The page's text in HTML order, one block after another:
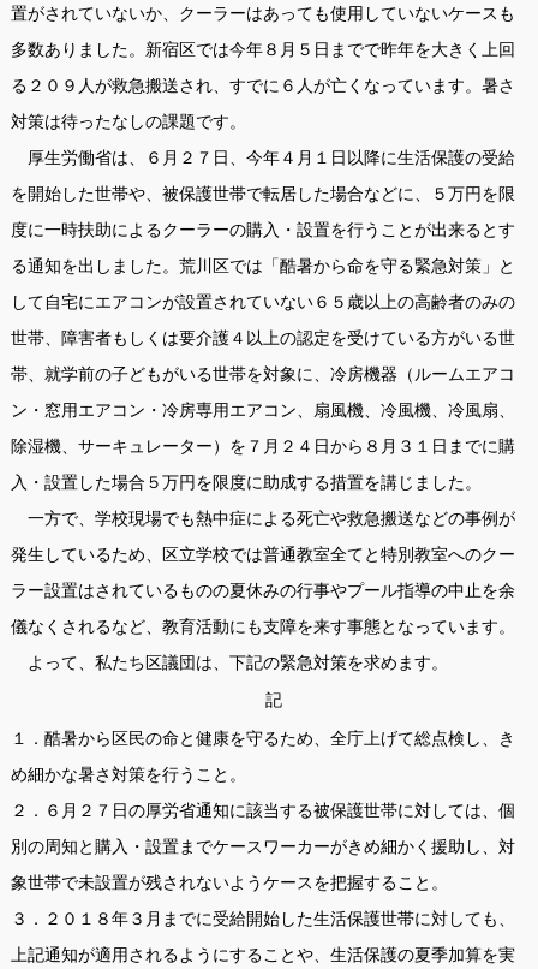
置がされていないか、クーラーはあっても使用していないケースも
多数ありました。新宿区では今年８月５日までで昨年を大きく上回
る２０９人が救急搬送され、すでに６人が亡くなっています。暑さ
対策は待ったなしの課題です。
厚生労働省は、６月２７日、今年４月１日以降に生活保護の受給
を開始した世帯や、被保護世帯で転居した場合などに、５万円を限
度に一時扶助によるクーラーの購入・設置を行うことが出来るとす
る通知を出しました。荒川区では「酷暑から命を守る緊急対策」と
して自宅にエアコンが設置されていない６５歳以上の高齢者のみの
世帯、障害者もしくは要介護４以上の認定を受けている方がいる世
帯、就学前の子どもがいる世帯を対象に、冷房機器（ルームエアコ
ン・窓用エアコン・冷房専用エアコン、扇風機、冷風機、冷風扇、
除湿機、サーキュレーター）を７月２４日から８月３１日までに購
入・設置した場合５万円を限度に助成する措置を講じました。
一方で、学校現場でも熱中症による死亡や救急搬送などの事例が
発生しているため、区立学校では普通教室全てと特別教室へのクー
ラー設置はされているものの夏休みの行事やプール指導の中止を余
儀なくされるなど、教育活動にも支障を来す事態となっています。
よって、私たち区議団は、下記の緊急対策を求めます。
記
１．酷暑から区民の命と健康を守るため、全庁上げて総点検し、き
め細かな暑さ対策を行うこと。
２．６月２７日の厚労省通知に該当する被保護世帯に対しては、個
別の周知と購入・設置までケースワーカーがきめ細かく援助し、対
象世帯で未設置が残されないようケースを把握すること。
３．２０１８年３月までに受給開始した生活保護世帯に対しても、
上記通知が適用されるようにすることや、生活保護の夏季加算を実